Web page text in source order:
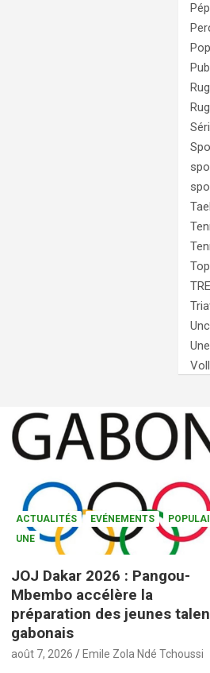
Une
ACTUALITÉS EVÉNEMENTS
UNE
JOJ Dakar 2026 : Pangou-
Mbembo accélère la
préparation des jeunes
gabonais
août 7, 2026 Emile Zola Ndé Tchoussi